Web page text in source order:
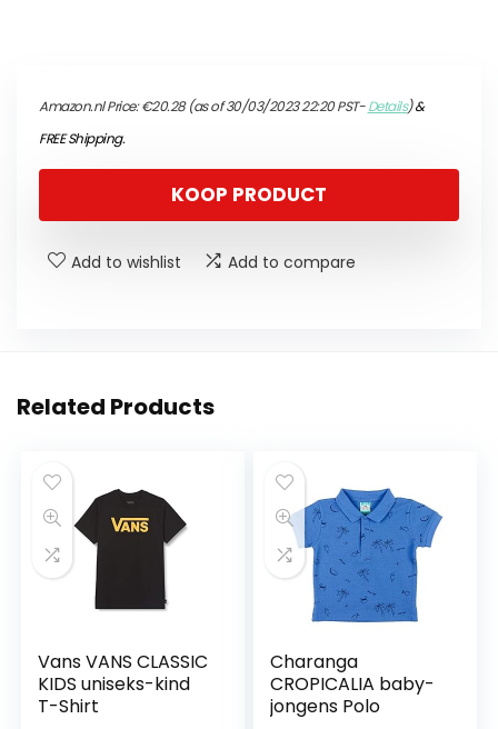
Amazon.nl Price:€20.28(as of 30/03/2023 22:20 PST-Details)&
FREE Shipping.
KOOP PRODUCT
Add to wishlist Add to compare
Related Products
Vans VANS CLASSIC
KIDS uniseks-kind
T-Shirt
Charanga
CROPICALIA baby-
jongens Polo